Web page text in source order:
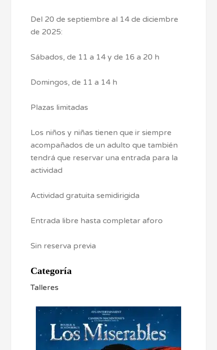
Del 20 de septiembre al 14 de diciembre
de 2025:
Sábados, de 11 a 14 y de 16 a 20 h
Domingos, de 11 a 14 h
Plazas limitadas
Los niños y niñas tienen que ir siempre
acompañados de un adulto que también
tendrá que reservar una entrada para la
actividad
Actividad gratuita semidirigida
Entrada libre hasta completar aforo
Sin reserva previa
Categoría
Talleres